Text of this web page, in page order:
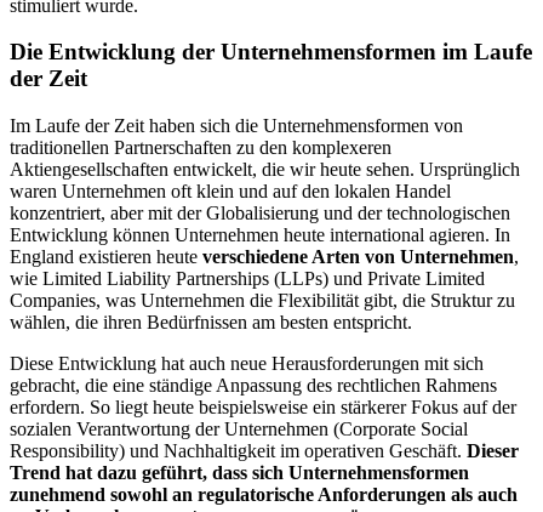
stimuliert wurde.
Die Entwicklung der Unternehmensformen im Laufe
der Zeit
Im Laufe der Zeit haben sich die Unternehmensformen von
traditionellen Partnerschaften zu den komplexeren
Aktiengesellschaften entwickelt, die wir heute sehen. Ursprünglich
waren Unternehmen oft klein und auf den lokalen Handel
konzentriert, aber mit der Globalisierung und der technologischen
Entwicklung können Unternehmen heute international agieren. In
England existieren heute verschiedene Arten von Unternehmen,
wie Limited Liability Partnerships (LLPs) und Private Limited
Companies, was Unternehmen die Flexibilität gibt, die Struktur zu
wählen, die ihren Bedürfnissen am besten entspricht.
Diese Entwicklung hat auch neue Herausforderungen mit sich
gebracht, die eine ständige Anpassung des rechtlichen Rahmens
erfordern. So liegt heute beispielsweise ein stärkerer Fokus auf der
sozialen Verantwortung der Unternehmen (Corporate Social
Responsibility) und Nachhaltigkeit im operativen Geschäft. Dieser
Trend hat dazu geführt, dass sich Unternehmensformen
zunehmend sowohl an regulatorische Anforderungen als auch